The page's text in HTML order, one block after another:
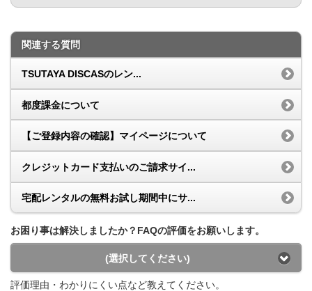
関連する質問
TSUTAYA DISCASのレン...
都度課金について
【ご登録内容の確認】マイページについて
クレジットカード支払いのご請求サイ...
宅配レンタルの無料お試し期間中にサ...
お困り事は解決しましたか？FAQの評価をお願いします。
(選択してください)
評価理由・わかりにくい点など教えてください。